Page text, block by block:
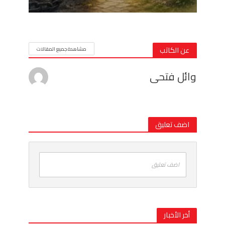
عن الكاتب مشاهدة جميع المقالات
وائل فتحى
اضف تعليق
اضف تعليق
أخر الأخبار